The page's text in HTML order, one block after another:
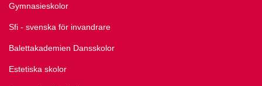
Gymnasieskolor
Sfi - svenska för invandrare
Balettakademien Dansskolor
Estetiska skolor